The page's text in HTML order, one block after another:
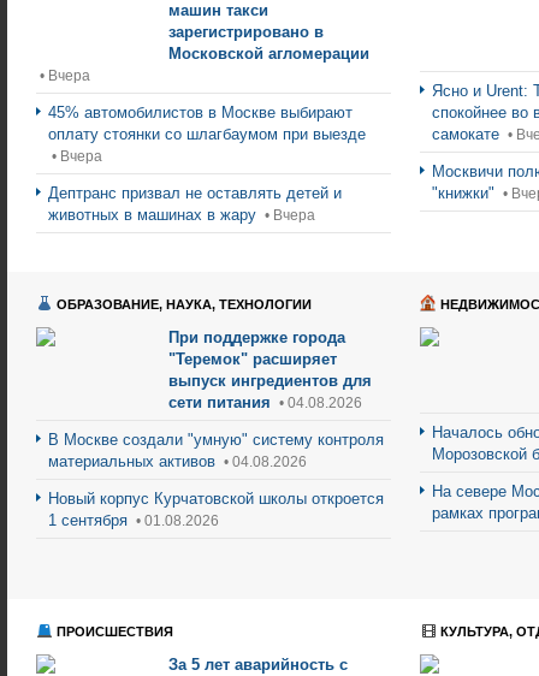
машин такси
зарегистрировано в
Московской агломерации
• Вчера
45% автомобилистов в Москве выбирают
оплату стоянки со шлагбаумом при выезде
• Вчера
Дептранс призвал не оставлять детей и
животных в машинах в жару • Вчера
Ясно и Urent:
спокойнее во
самокате •
Москвичи
"книжки" •
ОБРАЗОВАНИЕ, НАУКА, ТЕХНОЛОГИИ
При поддержке города
"Теремок" расширяет
выпуск ингредиентов для
сети питания • 04.08.2026
В Москве создали "умную" систему контроля
материальных активов • 04.08.2026
Новый корпус Курчатовской школы откроется
1 сентября • 01.08.2026
Началось
Морозовской
На севере
рамках
ПРОИСШЕСТВИЯ
За 5 лет аварийность с
КУЛЬТУРА,